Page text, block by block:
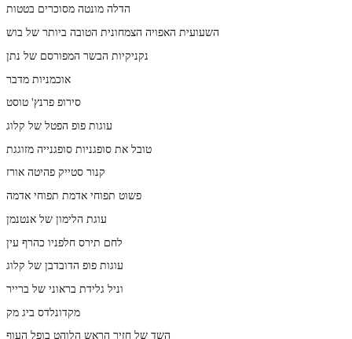
הדלה מונטה מסוכרים בטטות
השעועית האפויה הצמחונית הטובה ביותר של בוש
נקניקיות הבשר המפורסם של נתן
אוכמניות מדבר
סירופ פרנץ' טוסט
עוגות פופ הפטל של קלוג
טובל את סופגניות סופגנייה מזוגגת
קנור סטייק פהיטה אורז
פשוט תפוחי אדמת תפוחי אדמה
עוגת הלימון של אנטנמן
לחם תירס חלפניו כהרף עין
עוגות פופ הדובדבן של קלוג
וניל גלידת בראוני של ברייר
מקדונלדס ביג מק
השד של חזיר הראש הלוהט בופל העוף